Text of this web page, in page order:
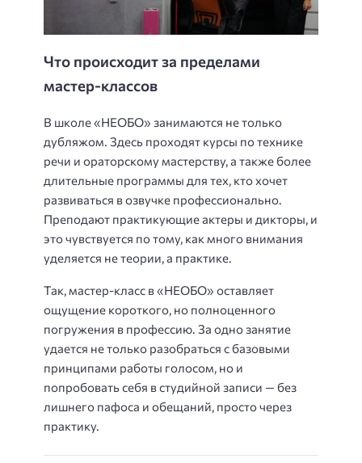
Что происходит за пределами
мастер-классов
В школе «НЕОБО» занимаются не только
дубляжом. Здесь проходят курсы по технике
речи и ораторскому мастерству, а также более
длительные программы для тех, кто хочет
развиваться в озвучке профессионально.
Преподают практикующие актеры и дикторы, и
это чувствуется по тому, как много внимания
уделяется не теории, а практике.
Так, мастер-класс в «НЕОБО» оставляет
ощущение короткого, но полноценного
погружения в профессию. За одно занятие
удается не только разобраться с базовыми
принципами работы голосом, но и
попробовать себя в студийной записи — без
лишнего пафоса и обещаний, просто через
практику.